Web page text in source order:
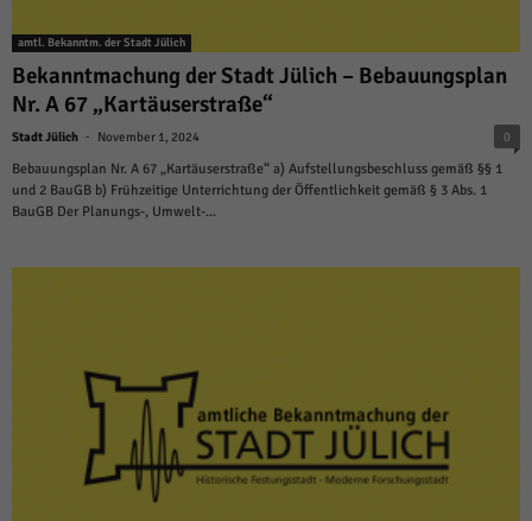
amtl. Bekanntm. der Stadt Jülich
Bekanntmachung der Stadt Jülich – Bebauungsplan
Nr. A 67 „Kartäuserstraße“
Stadt Jülich - November 1, 2024 0
Bebauungsplan Nr. A 67 „Kartäuserstraße“ a) Aufstellungsbeschluss gemäß §§ 1
und 2 BauGB b) Frühzeitige Unterrichtung der Öffentlichkeit gemäß § 3 Abs. 1
BauGB Der Planungs-, Umwelt-...
Alle akzeptieren Speichern und weiter
Datenschutzeinstellungen
Essenziell (1)
Essenzielle Cookies ermöglichen grundlegende Funktionen und sind für die
einwandfreie Funktion der Website erforderlich.
uns zu verstehen, wie unsere Besucher unsere Website nutzen.
Cookie-Informationen anzeigen
Marketing (1)
Marketing-Cookies werden von Drittanbietern oder Publishern verwendet,